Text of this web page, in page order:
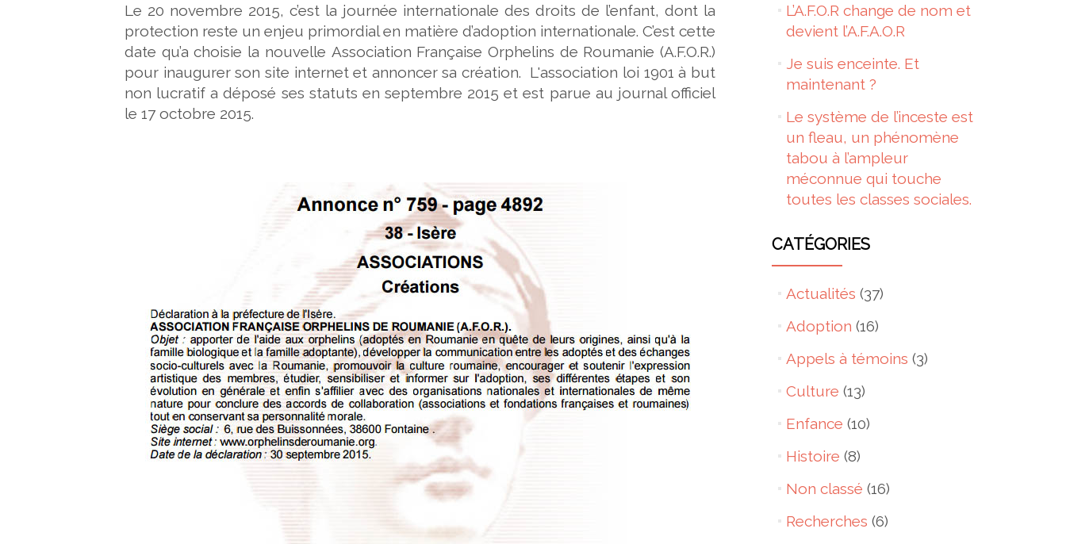
Le 20 novembre 2015, c’est la journée internationale des droits de l’enfant, dont la
protection reste un enjeu primordial en matière d’adoption internationale. C’est cette
date qu’a choisie la nouvelle Association Française Orphelins de Roumanie (A.F.O.R.)
pour inaugurer son site internet et annoncer sa création. L'association loi 1901 à but
non lucratif a déposé ses statuts en septembre 2015 et est parue au journal officiel
le 17 octobre 2015.
L’A.F.O.R change de nom et
devient l’A.F.A.O.R
Je suis enceinte. Et
maintenant ?
Le système de l’inceste est
un fleau, un phénomène
tabou à l’ampleur
méconnue qui touche
toutes les classes sociales.
CATÉGORIES
Actualités (37)
Adoption (16)
Appels à témoins (3)
Culture (13)
Enfance (10)
Histoire (8)
Non classé (16)
Recherches (6)